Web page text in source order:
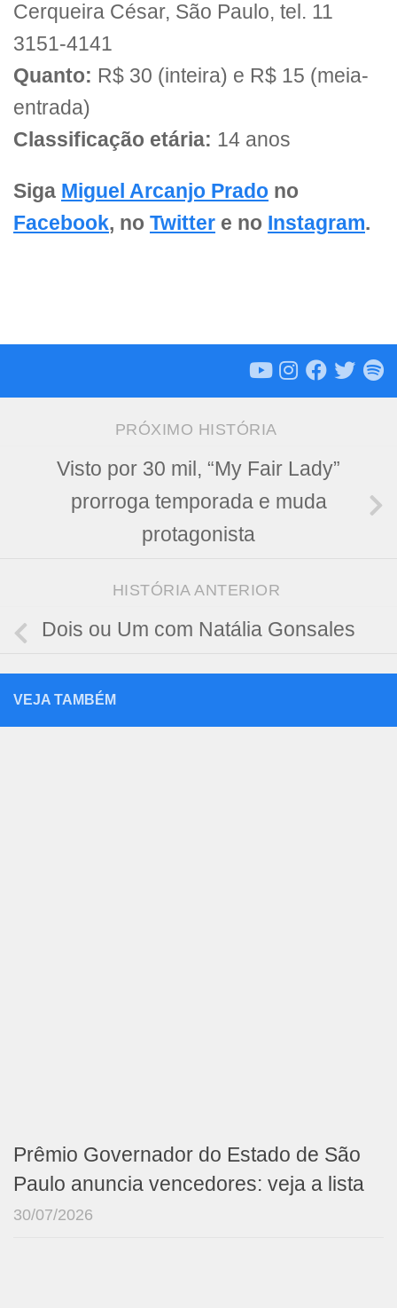
Cerqueira César, São Paulo, tel. 11
3151-4141
Quanto: R$ 30 (inteira) e R$ 15 (meia-
entrada)
Classificação etária: 14 anos
Siga Miguel Arcanjo Prado no
Facebook, no Twitter e no Instagram.
PRÓXIMO HISTÓRIA
Visto por 30 mil, “My Fair Lady”
prorroga temporada e muda
protagonista
HISTÓRIA ANTERIOR
Dois ou Um com Natália Gonsales
VEJA TAMBÉM
Prêmio Governador do Estado de São
Paulo anuncia vencedores: veja a lista
30/07/2026